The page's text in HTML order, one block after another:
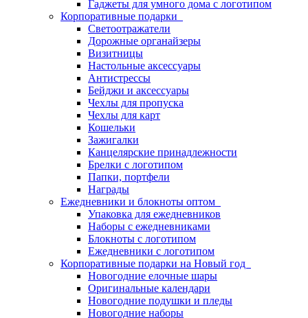
Гаджеты для умного дома с логотипом
Корпоративные подарки
Светоотражатели
Дорожные органайзеры
Визитницы
Настольные аксессуары
Антистрессы
Бейджи и аксессуары
Чехлы для пропуска
Чехлы для карт
Кошельки
Зажигалки
Канцелярские принадлежности
Брелки с логотипом
Папки, портфели
Награды
Ежедневники и блокноты оптом
Упаковка для ежедневников
Наборы с ежедневниками
Блокноты с логотипом
Ежедневники с логотипом
Корпоративные подарки на Новый год
Новогодние елочные шары
Оригинальные календари
Новогодние подушки и пледы
Новогодние наборы